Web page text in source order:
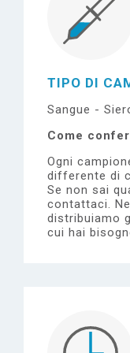
TIPO DI
Sangue -
Come
Ogni
differente di
Se non sai
contattaci.
distribuiamo
cui hai